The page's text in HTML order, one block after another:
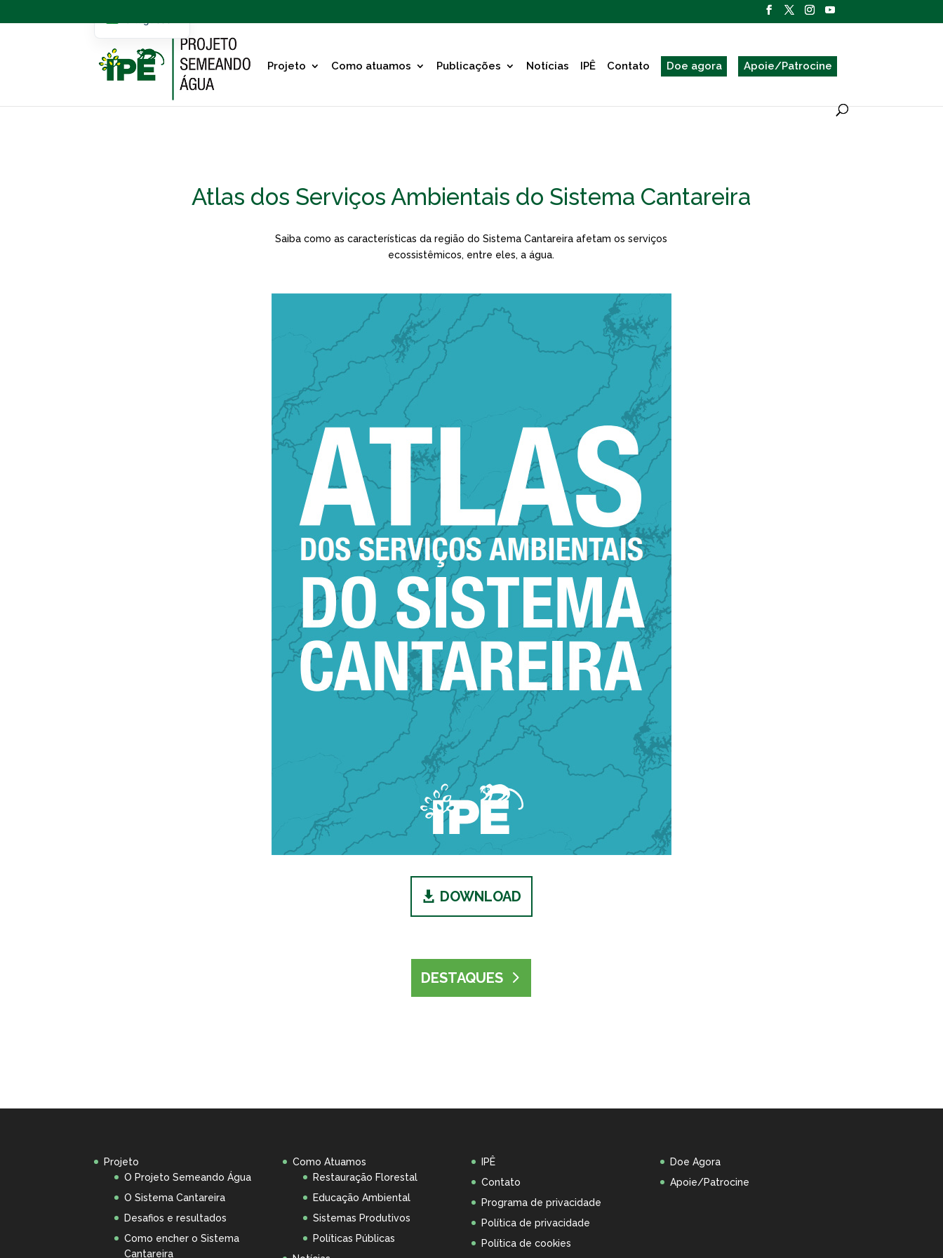
Projeto Como atuamos Publicações Notícias IPÊ Contato Doe agora Apoie/Patrocine
Atlas dos Serviços Ambientais do Sistema Cantareira
Saiba como as características da região do Sistema Cantareira afetam os serviços
ecossistêmicos, entre eles, a água.
DOWNLOAD
DESTAQUES
Projeto
O Projeto Semeando Água
O Sistema Cantareira
Desafios e resultados
Como encher o Sistema
Cantareira
Como Atuamos
Restauração Florestal
Educação Ambiental
Sistemas Produtivos
Políticas Públicas
IPÊ
Contato
Programa de privacidade
Política de privacidade
Política de cookies
Doe Agora
Apoie/Patrocine